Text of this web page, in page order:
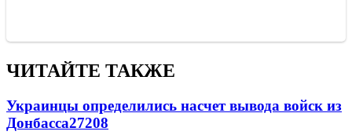
ЧИТАЙТЕ ТАКЖЕ
Украинцы определились насчет вывода войск из
Донбасса27208